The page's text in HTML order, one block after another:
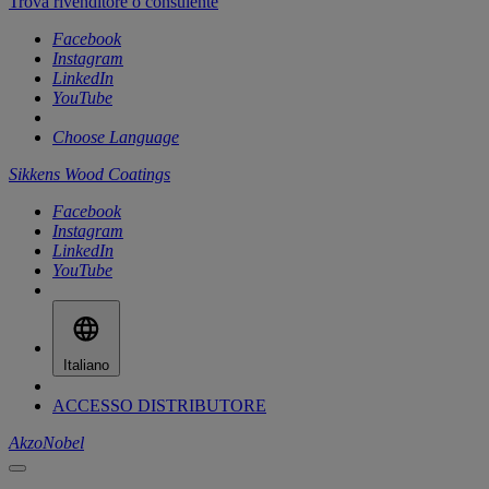
Facebook
Instagram
LinkedIn
YouTube
Choose Language
Sikkens Wood Coatings
Facebook
Instagram
LinkedIn
YouTube
Italiano
ACCESSO DISTRIBUTORE
AkzoNobel